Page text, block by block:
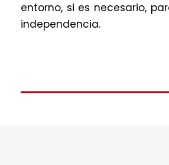
entorno, si es necesario,
independencia.